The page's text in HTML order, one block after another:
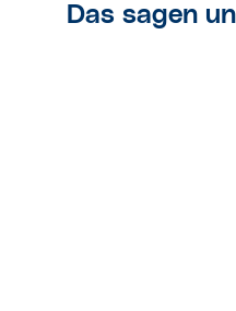
Das sagen